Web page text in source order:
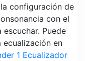
configuración de
con el
Puede
en
1 Ecualizador